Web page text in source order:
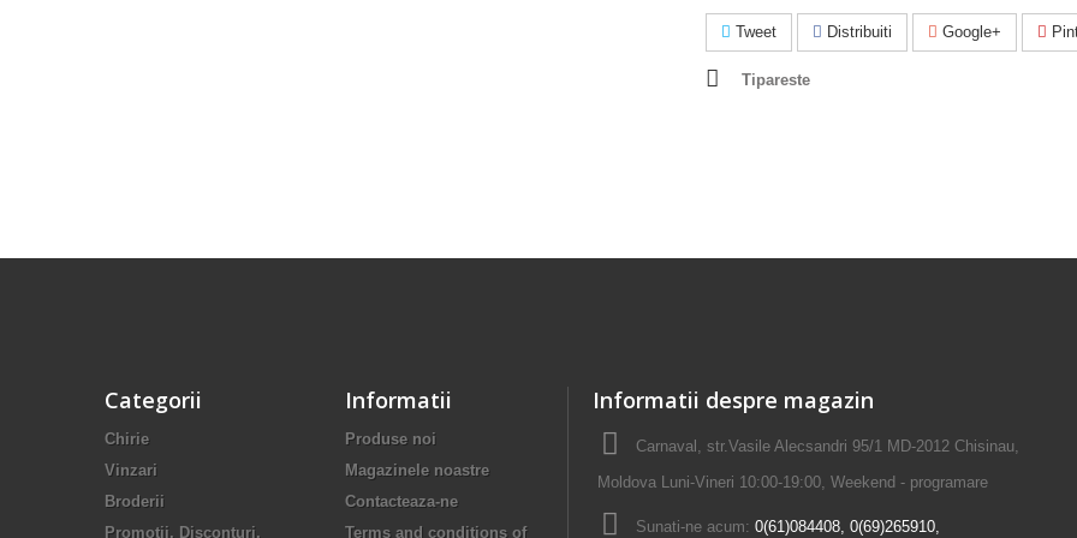
Tweet Distribuiti Google+
Tipareste
Categorii
Chirie
Vinzari
Broderii
Promotii, Disconturi,
Informatii
Produse noi
Magazinele noastre
Contacteaza-ne
Terms and conditions of
Informatii despre magazin
Carnaval, str.Vasile Alecsandri 95/1 MD-2012 Chisinau,
Moldova Luni-Vineri 10:00-19:00, Weekend - programare
Sunati-ne acum: 0(61)084408, 0(69)265910,